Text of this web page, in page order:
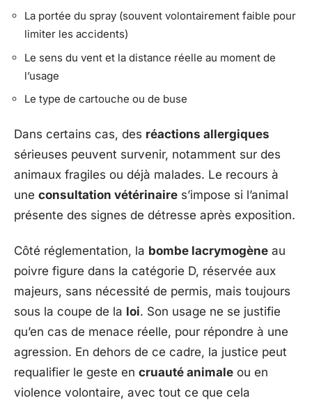
La portée du spray (souvent volontairement faible pour
limiter les accidents)
Le sens du vent et la distance réelle au moment de
l’usage
Le type de cartouche ou de buse
Dans certains cas, des réactions allergiques
sérieuses peuvent survenir, notamment sur des
animaux fragiles ou déjà malades. Le recours à
une consultation vétérinaire s’impose si l’animal
présente des signes de détresse après exposition.
Côté réglementation, la bombe lacrymogène au
poivre figure dans la catégorie D, réservée aux
majeurs, sans nécessité de permis, mais toujours
sous la coupe de la loi. Son usage ne se justifie
qu’en cas de menace réelle, pour répondre à une
agression. En dehors de ce cadre, la justice peut
requalifier le geste en cruauté animale ou en
violence volontaire, avec tout ce que cela